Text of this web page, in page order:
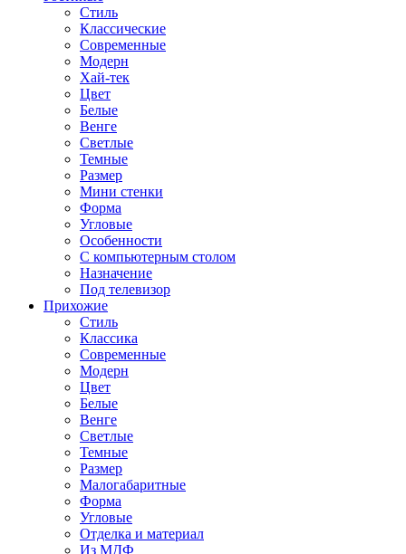
Стиль
Классические
Современные
Модерн
Хай-тек
Цвет
Белые
Венге
Светлые
Темные
Размер
Мини стенки
Форма
Угловые
Особенности
С компьютерным столом
Назначение
Под телевизор
Прихожие
Стиль
Классика
Современные
Модерн
Цвет
Белые
Венге
Светлые
Темные
Размер
Малогабаритные
Форма
Угловые
Отделка и материал
Из МДФ